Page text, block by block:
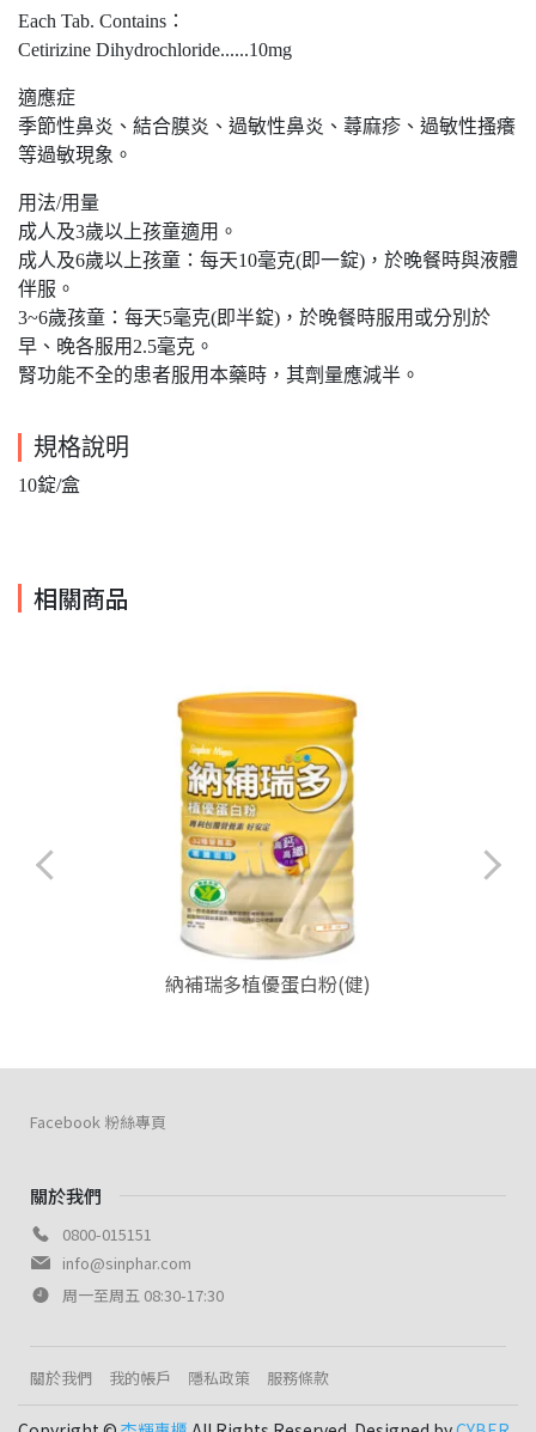
Each Tab. Contains：
Cetirizine Dihydrochloride......10mg
適應症
季節性鼻炎、結合膜炎、過敏性鼻炎、蕁麻疹、過敏性搔癢
等過敏現象。
用法/用量
成人及3歲以上孩童適用。
成人及6歲以上孩童：每天10毫克(即一錠)，於晚餐時與液體
伴服。
3~6歲孩童：每天5毫克(即半錠)，於晚餐時服用或分別於
早、晚各服用2.5毫克。
腎功能不全的患者服用本藥時，其劑量應減半。
規格說明
10錠/盒
相關商品
納補瑞多植優蛋白粉(健)
關於我們
0800-015151
info@sinphar.com
周一至周五 08:30-17:30
關於我們 我的帳戶 隱私政策 服務條款
Facebook 粉絲專頁